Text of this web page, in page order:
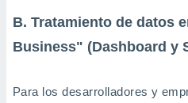
B. Tratamiento de datos
Business" (Dashboard y
Para los desarrolladores y